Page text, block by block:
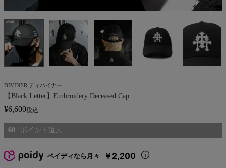
DIVINER ディバイナー
【Black Letter】Embroidery Deceased Cap
¥6,600税込
60
ペイディなら月々 ￥2,200